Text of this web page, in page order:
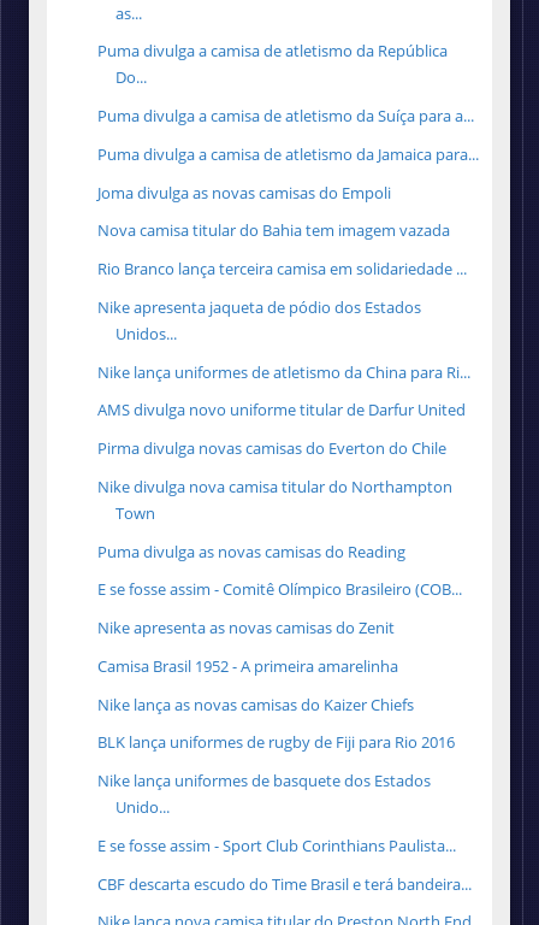
as...
Puma divulga a camisa de atletismo da República
Do...
Puma divulga a camisa de atletismo da Suíça para a...
Puma divulga a camisa de atletismo da Jamaica para...
Joma divulga as novas camisas do Empoli
Nova camisa titular do Bahia tem imagem vazada
Rio Branco lança terceira camisa em solidariedade ...
Nike apresenta jaqueta de pódio dos Estados
Unidos...
Nike lança uniformes de atletismo da China para Ri...
AMS divulga novo uniforme titular de Darfur United
Pirma divulga novas camisas do Everton do Chile
Nike divulga nova camisa titular do Northampton
Town
Puma divulga as novas camisas do Reading
E se fosse assim - Comitê Olímpico Brasileiro (COB...
Nike apresenta as novas camisas do Zenit
Camisa Brasil 1952 - A primeira amarelinha
Nike lança as novas camisas do Kaizer Chiefs
BLK lança uniformes de rugby de Fiji para Rio 2016
Nike lança uniformes de basquete dos Estados
Unido...
E se fosse assim - Sport Club Corinthians Paulista...
CBF descarta escudo do Time Brasil e terá bandeira...